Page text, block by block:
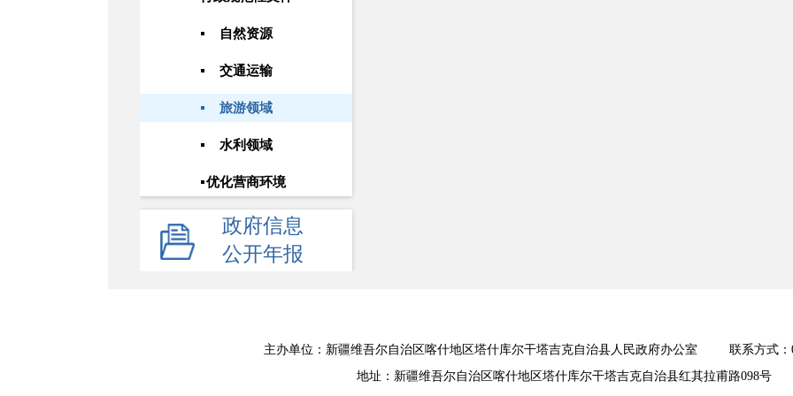
自然资源
交通运输
旅游领域
水利领域
优化营商环境
政府信息
公开年报
主办单位：新疆维吾尔自治区喀什地区塔什库尔干塔吉克自治县人民政府办公室 联系方式：
地址：新疆维吾尔自治区喀什地区塔什库尔干塔吉克自治县红其拉甫路098号